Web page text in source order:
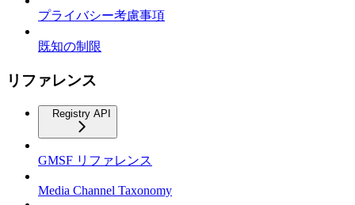
プライバシー考慮事項
既知の制限
リファレンス
Registry API
GMSF リファレンス
Media Channel Taxonomy